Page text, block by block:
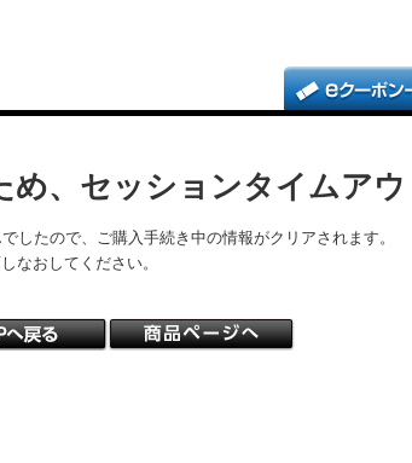
、セッションタイムアウ
したので、ご購入手続き中の情報がクリアされます。
なおしてください。